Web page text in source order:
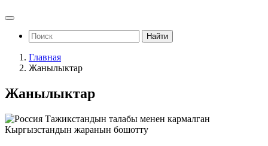
Найти
Главная
Жанылыктар
Жанылыктар